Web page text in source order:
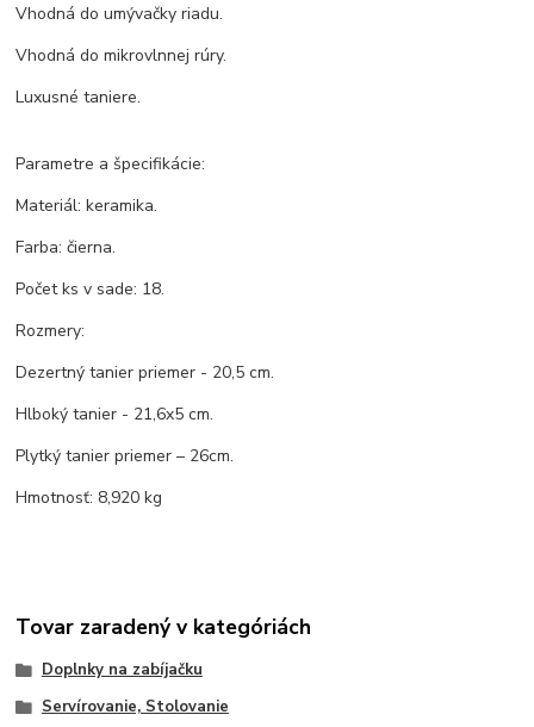
Vhodná do umývačky riadu.
Vhodná do mikrovlnnej rúry.
Luxusné taniere.
Parametre a špecifikácie:
Materiál: keramika.
Farba: čierna.
Počet ks v sade: 18.
Rozmery:
Dezertný tanier priemer - 20,5 cm.
Hlboký tanier - 21,6x5 cm.
Plytký tanier priemer – 26cm.
Hmotnosť: 8,920 kg
Tovar zaradený v kategóriách
Doplnky na zabíjačku
Servírovanie, Stolovanie